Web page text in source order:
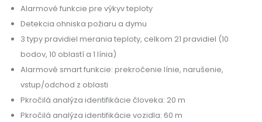
Alarmové funkcie pre výkyv teploty
Detekcia ohniska požiaru a dymu
3 typy pravidiel merania teploty, celkom 21 pravidiel (10
bodov, 10 oblastí a 1 línia)
Alarmové smart funkcie: prekročenie línie, narušenie,
vstup/odchod z oblasti
Pkročilá analýza identifikácie človeka: 20 m
Pkročilá analýza identifikácie vozidla: 60 m